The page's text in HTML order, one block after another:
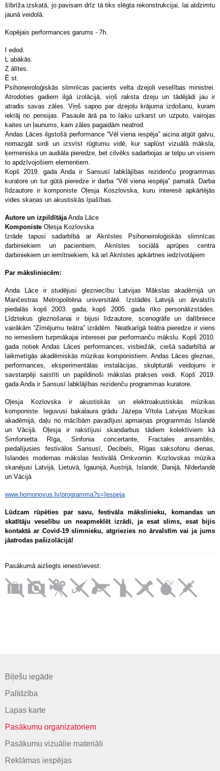
šībrīža izskatā, jo pavisam drīz tā tiks slēgta rekonstrukcijai, lai atdzimtu
jaunā veidolā.
Kopējais performances garums - 7h.
I edod.
L abākās.
Z ālītes.
Ē st.
Psihoneiroloģiskās slimnīcas pacients velta dzejoli veselības ministrei.
Atrodoties gadiem ilgā izolācijā, viņš raksta dzeju un tādējādi jau ir
atradis savas zāles. Viņš sapņo par dzejoļu krājuma izdošanu, kuram
iekrāj no pensijas. Pasaule ārā pa to laiku uzkarst un uzputo, vairojas
kaites un ļaunums, kam zāles pagaidām neatrod.
Andas Lāces ilgstošā performance “Vēl viena iespēja” aicina atgūt galvu,
nomazgāt sirdi un izsvīst rūgtumu vidē, kur saplūst vizuālā māksla,
ķermeniska un audiāla pieredze, bet cilvēks sadarbojas ar telpu un visiem
to apdzīvojošiem elementiem.
Kopš 2019. gada Anda ir Sansusī labklājības rezidenču programmas
kuratore un tur gūtā pieredze ir darba “Vēl viena iespēja” pamatā. Darba
līdzautore ir komponiste Oļesja Koszlovska, kuru interesē apkārtējās
vides skaņas un akustiskās īpašības.
Autore un izpildītājaAnda Lāce
Komponiste Oļesja Kozlovska
Izrāde tapusi sadarbībā ar Aknīstes Psihoneiroloģiskās slimnīcas
darbiniekiem un pacientiem, Aknīstes sociālā aprūpes centra
darbiniekiem un iemītniekiem, kā arī Aknīstes apkārtnes iedzīvotājiem
Par māksliniecēm:
Anda Lāce ir studējusi glezniecību Latvijas Mākslas akadēmijā un
Mančestras Metropolitēna universitātē. Izstādēs Latvijā un ārvalstīs
piedalās kopš 2003. gada, kopš 2005. gada rīko personālizstādes.
Līdztekus gleznošanai ir bijusi līdzautore, scenogrāfe un dalībniece
vairākām “Zīmējumu teātra” izrādēm. Neatkarīgā teātra pieredze ir viens
no iemesliem turpmākajai interesei par performanču mākslu. Kopš 2010.
gada notiek Andas Lāces performances, visbiežāk, ciešā sadarbībā ar
laikmetīgās akadēmiskās mūzikas komponistiem. Andas Lāces gleznas,
performances, eksperimentālas instalācijas, skulpturāli veidojumi ir
savstarpēji saistīti un papildinoši mākslas prakses veidi. Kopš 2019.
gada Anda ir Sansusī labklājības rezidenču programmas kuratore.
Oļesja Kozlovska ir akustiskās un elektroakustiskās mūzikas
komponiste. Ieguvusi bakalaura grādu Jāzepa Vītola Latvijas Mūzikas
akadēmijā, daļu no mācībām pavadījusi apmaiņas programmās Islandē
un Vācijā. Oļesja ir rakstījusi skaņdarbus tādiem kolektīviem kā
Simfonietta Rīga, Sinfonia concertante, Fractales ansamblis,
piedalījusies festivālos Sansusī, Decibels, Rīgas saksofonu dienas,
Islandes modernas mākslas festivālā Omkvornin. Kozlovskas mūzika
skanējusi Latvijā, Lietuvā, Igaunijā, Austrijā, Islandē, Danijā, Nīderlandē
un Vācijā
www.homonovus.lv/programma?s=Iespeja
Lūdzam rūpēties par savu, festivāla mākslinieku, komandas un
skatītāju veselību un neapmeklēt izrādi, ja esat slims, esat bijis
kontaktā ar Covid-19 slimnieku, atgriezies no ārvalstīm vai ja jums
jāatrodas pašizolācijā!
Pasākumā aizliegts ienest/ievest:
Biļešu iegāde
Palīdzība
Lapas karte
Pasākumu organizatoriem
Pasākumu vizuālie materiāli
Reklāmas iespējas